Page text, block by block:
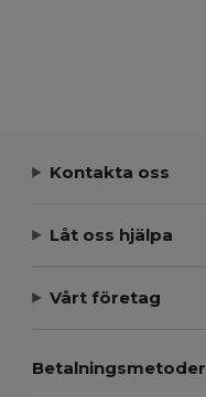
Kontakta oss
Låt oss hjälpa
Vårt företag
Betalningsmetoder